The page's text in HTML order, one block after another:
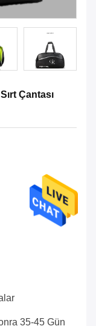
Çantası
35-45 Gün